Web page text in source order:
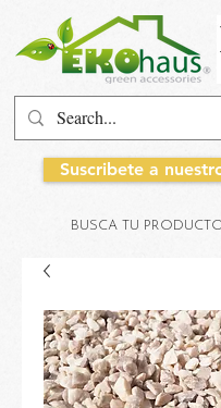
Suscribete a
BUSCA TU